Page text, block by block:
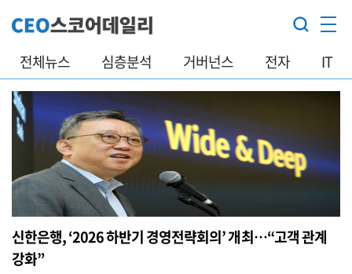
전체뉴스 심층분석 거버넌스 전자 IT
신한은행, ‘2026 하반기 경영전략회의’ 개최…“고객 관계
강화”